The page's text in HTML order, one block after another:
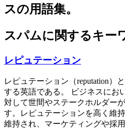
スの用語集。
スパムに関するキー
レピュテーション
レピュテーション（reputation）
する英語である。 ビジネスにお
対して世間やステークホルダー
す。レピュテーションを高く維
維持され、マーケティングや採